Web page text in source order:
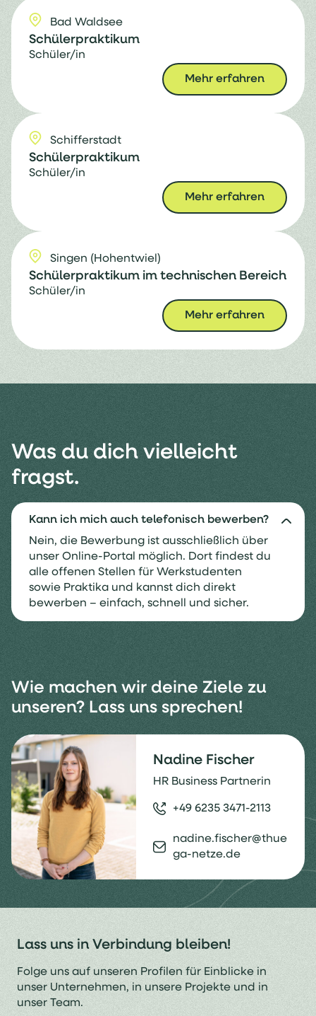
Bad Waldsee
Schülerpraktikum
Schüler/in
Mehr erfahren
Schifferstadt
Schülerpraktikum
Schüler/in
Mehr erfahren
Singen (Hohentwiel)
Schülerpraktikum im technischen Bereich
Schüler/in
Mehr erfahren
Was du dich vielleicht
fragst.
Kann ich mich auch telefonisch bewerben?
Nein, die Bewerbung ist ausschließlich über
unser Online-Portal möglich. Dort findest du
alle offenen Stellen für Werkstudenten
sowie Praktika und kannst dich direkt
bewerben – einfach, schnell und sicher.
Wie machen wir deine Ziele zu
unseren? Lass uns sprechen!
Nadine Fischer
HR Business Partnerin
+49 6235 3471-2113
nadine.fischer@thue
ga-netze.de
Lass uns in Verbindung bleiben!
Folge uns auf unseren Profilen für Einblicke in
unser Unternehmen, in unsere Projekte und in
unser Team.